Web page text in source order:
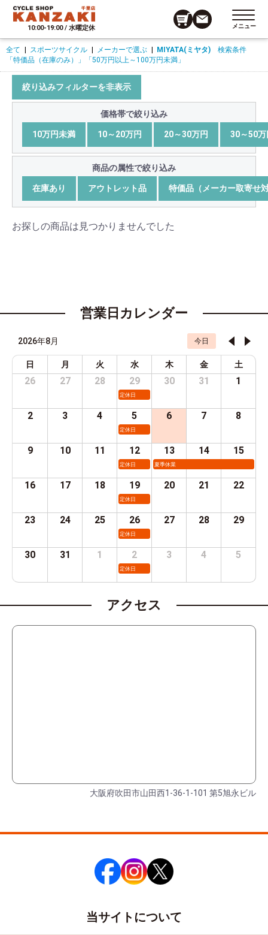
10:00-19:00 / 水曜定休 メニュー
全て スポーツサイクル メーカーで選ぶ MIYATA(ミヤタ) 検索条件
「特価品（在庫のみ）」
「50万円以上～100万円未満」
絞り込みフィルターを非表示
価格帯で絞り込み
10万円未満 10～20万円 20～30万円 30～50万
商品の属性で絞り込み
在庫あり アウトレット品 特価品（メーカー取寄せ
お探しの商品は見つかりませんでした
営業日カレンダー
2026年8月 今日
日 月 火 水 木 金 土
26 27 28 29
定休日
30 31 1
2 3 4 5
定休日
6 7 8
9 10 11 12
定休日
13
夏季休業
14 15
16 17 18 19
定休日
20 21 22
23 24 25 26
定休日
27 28 29
30 31 1 2
定休日
3 4 5
アクセス
大阪府吹田市山田西1-36-1-101 第5旭永ビル
当サイトについて